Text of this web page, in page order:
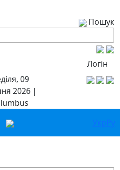
Пошук
Логін
09
2026 |
УкрРу